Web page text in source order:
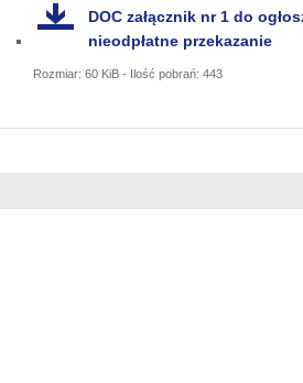
DOC załącznik nr 1 do
nieodpłatne przekazanie
Rozmiar: 60 KiB - Ilość pobrań: 443